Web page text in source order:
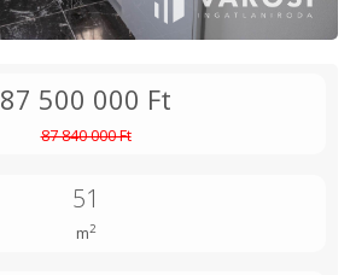
87 500 000 Ft
87 840 000 Ft
51
m2